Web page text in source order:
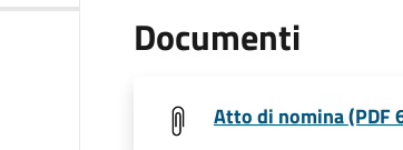
Documenti
Atto di nomina (PDF